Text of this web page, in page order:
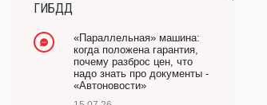
-- Лучшее, что можно сделать с хорошим советом,
это пропустить его мимо ушей. Он никогда не бывает
полезен никому, кроме того, кто его дал.
-- Люблю давать советы и очень не люблю, когда их
дают мне.
ГИБДД
«Параллельная» машина:
когда положена гарантия,
почему разброс цен, что
надо знать про документы -
«Автоновости»